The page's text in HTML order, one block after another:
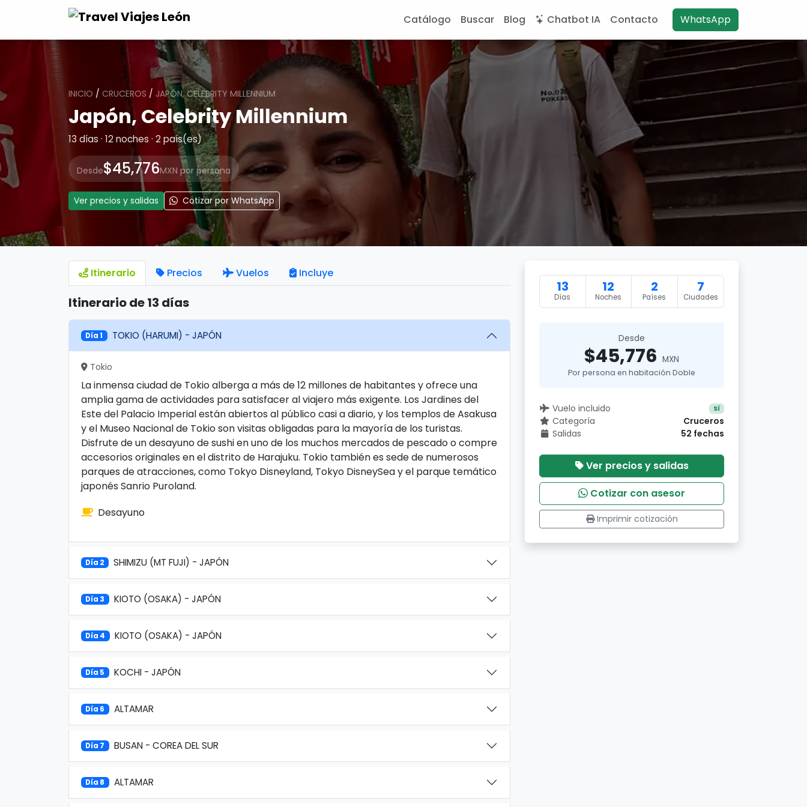
Catálogo Buscar Blog Chatbot IA Contacto WhatsApp
INICIO / CRUCEROS / JAPÓN, CELEBRITY MILLENNIUM
Japón, Celebrity Millennium
13 días · 12 noches · 2 país(es)
Desde$45,776MXN por persona
Ver precios y salidas Cotizar por WhatsApp
Itinerario Precios Vuelos Incluye
Itinerario de 13 días
Día 1 TOKIO (HARUMI) - JAPÓN
Tokio
La inmensa ciudad de Tokio alberga a más de 12 millones de habitantes y ofrece una
amplia gama de actividades para satisfacer al viajero más exigente. Los Jardines del
Este del Palacio Imperial están abiertos al público casi a diario, y los templos de Asakusa
y el Museo Nacional de Tokio son visitas obligadas para la mayoría de los turistas.
Disfrute de un desayuno de sushi en uno de los muchos mercados de pescado o compre
accesorios originales en el distrito de Harajuku. Tokio también es sede de numerosos
parques de atracciones, como Tokyo Disneyland, Tokyo DisneySea y el parque temático
japonés Sanrio Puroland.
Desayuno
Día 2 SHIMIZU (MT FUJI) - JAPÓN
Día 3 KIOTO (OSAKA) - JAPÓN
Día 4 KIOTO (OSAKA) - JAPÓN
Día 5 KOCHI - JAPÓN
Día 6 ALTAMAR
Día 7 BUSAN - COREA DEL SUR
Día 8 ALTAMAR
13
Días
12
Noches
2
Países
7
Ciudades
Desde
$45,776 MXN
Por persona en habitación Doble
Vuelo incluido Sí
Categoría
Cruceros
Salidas
52 fechas
Ver precios y salidas
Cotizar con asesor
Imprimir cotización